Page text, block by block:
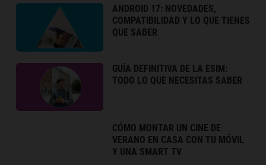
ANDROID 17: NOVEDADES,
COMPATIBILIDAD Y LO QUE TIENES
QUE SABER
GUÍA DEFINITIVA DE LA ESIM:
TODO LO QUE NECESITAS SABER
CÓMO MONTAR UN CINE DE
VERANO EN CASA CON TU MÓVIL
Y UNA SMART TV